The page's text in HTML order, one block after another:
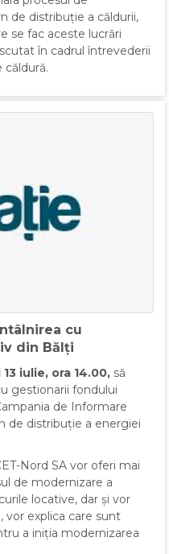
de distribuție a căldurii,
se fac aceste lucrări
în cadrul întrevederii
cu
din Bălți
iulie, ora 14.00, să
gestionarii fondului
de Informare
de distribuție a energiei
Nord SA vor oferi mai
de modernizare a
locative, dar și vor
vor explica care sunt
a iniția modernizarea